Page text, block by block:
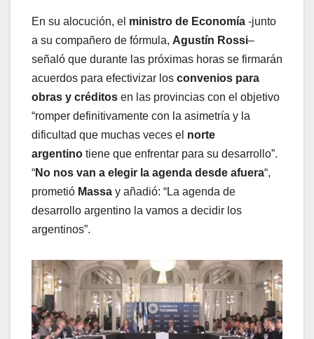
En su alocución, el ministro de Economía -junto
a su compañero de fórmula, Agustín Rossi–
señaló que durante las próximas horas se firmarán
acuerdos para efectivizar los convenios para
obras y créditos en las provincias con el objetivo
“romper definitivamente con la asimetría y la
dificultad que muchas veces el norte
argentino tiene que enfrentar para su desarrollo”.
“No nos van a elegir la agenda desde afuera“,
prometió Massa y añadió: “La agenda de
desarrollo argentino la vamos a decidir los
argentinos”.